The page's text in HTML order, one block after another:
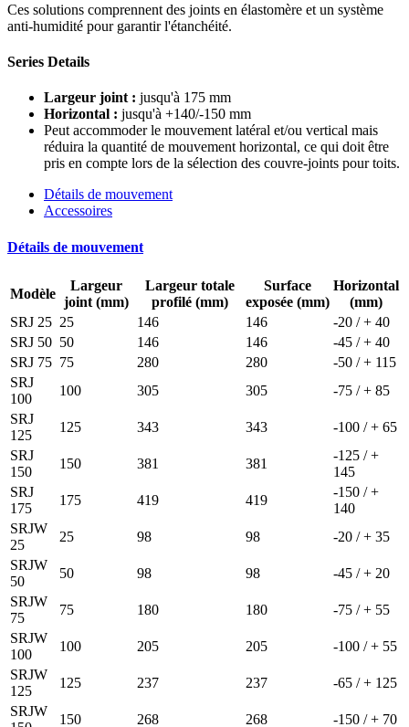
Ces solutions comprennent des joints en élastomère et un système
anti-humidité pour garantir l'étanchéité.
Series Details
Largeur joint : jusqu'à 175 mm
Horizontal : jusqu'à +140/-150 mm
Peut accommoder le mouvement latéral et/ou vertical mais
réduira la quantité de mouvement horizontal, ce qui doit être
pris en compte lors de la sélection des couvre-joints pour toits.
Détails de mouvement
Accessoires
Détails de mouvement
Modèle
Largeur
joint (mm)
Largeur totale
profilé (mm)
Surface
exposée (mm)
Horizontal
(mm)
SRJ 25 25 146 146
-20 / + 40
SRJ 50 50 146 146
-45 / + 40
SRJ 75 75 280 280
-50 / + 115
SRJ
100
100 305 305
-75 / + 85
SRJ
125
125 343 343
-100 / + 65
SRJ
150
150 381 381
-125 / +
145
SRJ
175
175 419 419
-150 / +
140
SRJW
25
25 98 98
-20 / + 35
SRJW
50
50 98 98
-45 / + 20
SRJW
75
75 180 180
-75 / + 55
SRJW
100
100 205 205
-100 / + 55
SRJW
125
125 237 237
-65 / + 125
SRJW
150 268 268
-150 / + 70